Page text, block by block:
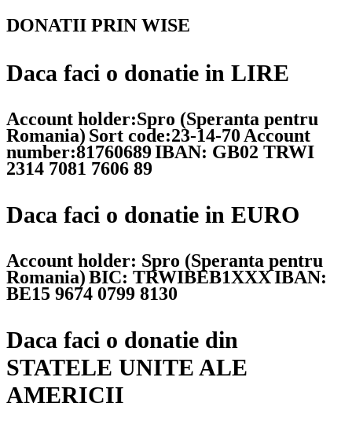
DONATII PRIN WISE
Daca faci o donatie in LIRE
Account holder:Spro (Speranta pentru
Romania) Sort code:23-14-70 Account
number:81760689IBAN: GB02 TRWI
2314 7081 7606 89
Daca faci o donatie in EURO
Account holder: Spro (Speranta pentru
Romania)BIC: TRWIBEB1XXXIBAN:
BE15 9674 0799 8130
Daca faci o donatie din
STATELE UNITE ALE
AMERICII